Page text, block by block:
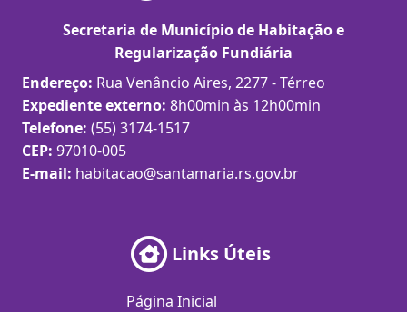
Secretaria de Município de Habitação e
Regularização Fundiária
Endereço: Rua Venâncio Aires, 2277 - Térreo
Expediente externo: 8h00min às 12h00min
Telefone: (55) 3174-1517
CEP: 97010-005
E-mail: habitacao@santamaria.rs.gov.br
Links Úteis
Página Inicial